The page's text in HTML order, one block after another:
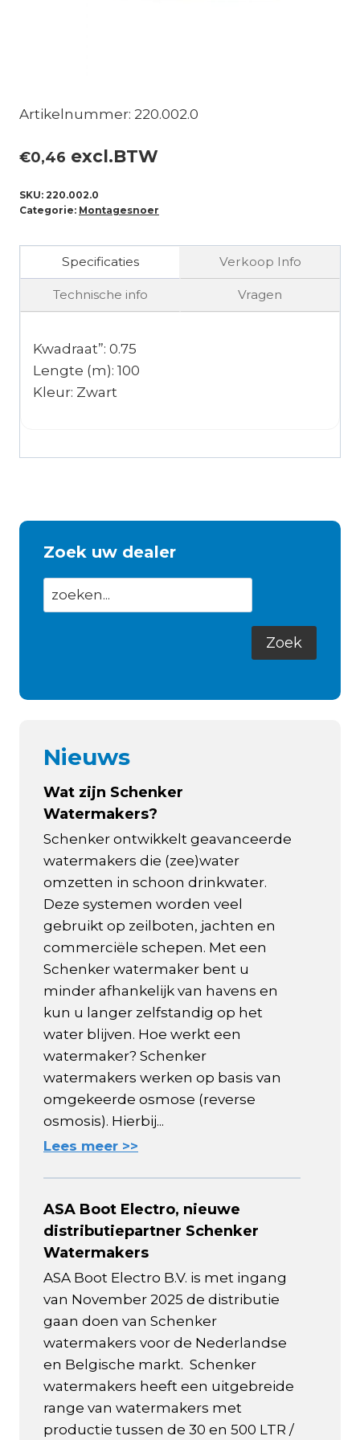
Artikelnummer: 220.002.0
€0,46 excl.BTW
SKU: 220.002.0
Categorie: Montagesnoer
Specificaties Verkoop Info
Technische info Vragen
Kwadraat”: 0.75
Lengte (m): 100
Kleur: Zwart
Zoek uw dealer
Nieuws
Wat zijn Schenker
Watermakers?
Schenker ontwikkelt geavanceerde
watermakers die (zee)water
omzetten in schoon drinkwater.
Deze systemen worden veel
gebruikt op zeilboten, jachten en
commerciële schepen. Met een
Schenker watermaker bent u
minder afhankelijk van havens en
kun u langer zelfstandig op het
water blijven. Hoe werkt een
watermaker? Schenker
watermakers werken op basis van
omgekeerde osmose (reverse
osmosis). Hierbij...
Lees meer >>
ASA Boot Electro, nieuwe
distributiepartner Schenker
Watermakers
ASA Boot Electro B.V. is met ingang
van November 2025 de distributie
gaan doen van Schenker
watermakers voor de Nederlandse
en Belgische markt. Schenker
watermakers heeft een uitgebreide
range van watermakers met
productie tussen de 30 en 500 LTR /